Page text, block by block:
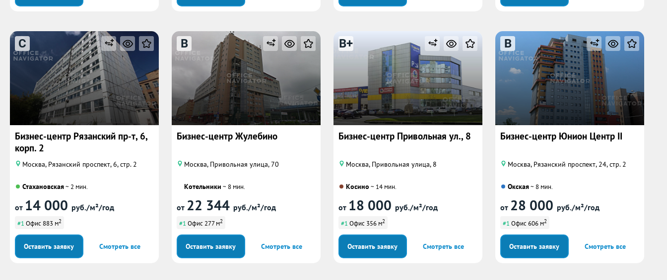
C
Бизнес-центр Рязанский пр-т, 6,
корп. 2
Москва, Рязанский проспект, 6, стр. 2
Стахановская~ 2 мин.
от 14 000 руб./м²/год
#1 Офис 883 м2
Оставить заявку Смотреть все
B
Бизнес-центр Жулебино
Москва, Привольная улица, 70
Котельники ~ 8 мин.
от 22 344 руб./м²/год
#1 Офис 277 м2
Оставить заявку Смотреть все
B+
Бизнес-центр Привольная ул., 8
Москва, Привольная улица, 8
Косино ~ 14 мин.
от 18 000 руб./м²/год
#1 Офис 356 м2
Оставить заявку Смотреть все
B
Бизнес-центр Юнион Центр II
Москва, Рязанский проспект, 24, стр. 2
Окская~ 8 мин.
от 28 000 руб./м²/год
#1 Офис 606 м2
Оставить заявку Смотреть все